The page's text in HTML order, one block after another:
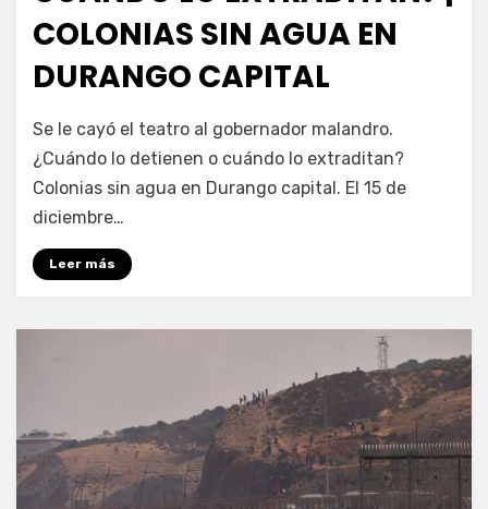
COLONIAS SIN AGUA EN
DURANGO CAPITAL
por Fernando Miranda Servín
Se le cayó el teatro al gobernador malandro.
¿Cuándo lo detienen o cuándo lo extraditan?
Colonias sin agua en Durango capital. El 15 de
diciembre…
Leer más